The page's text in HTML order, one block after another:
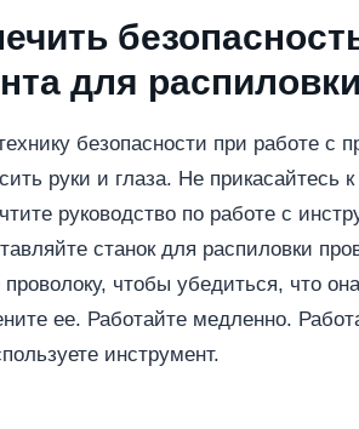
для
безопасности при работе с
руки и глаза. Не
руководство по работе с
станок для распиловки
чтобы убедиться, что
ее. Работайте медленно.
инструмент.